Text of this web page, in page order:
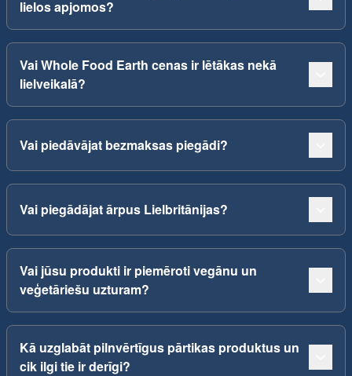
lielos apjomos?
Vai Whole Food Earth cenas ir lētākas nekā
lielveikalā?
Vai piedāvājat bezmaksas piegādi?
Vai piegādājat ārpus Lielbritānijas?
Vai jūsu produkti ir piemēroti vegānu un
veģetāriešu uzturam?
Kā uzglabāt pilnvērtīgus pārtikas produktus un
cik ilgi tie ir derīgi?